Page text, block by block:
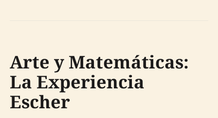
Arte y Matemáticas:
La Experiencia
Escher